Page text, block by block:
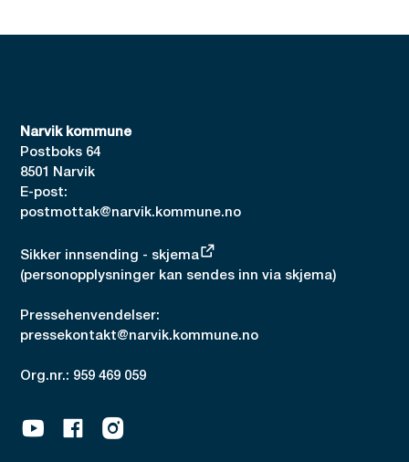
Narvik kommune
Postboks 64
8501 Narvik
E-post:
postmottak@narvik.kommune.no
Sikker innsending - skjema
(personopplysninger kan sendes inn via skjema)
Pressehenvendelser:
pressekontakt@narvik.kommune.no
Org.nr.: 959 469 059
YoutubeFacebookInstagram